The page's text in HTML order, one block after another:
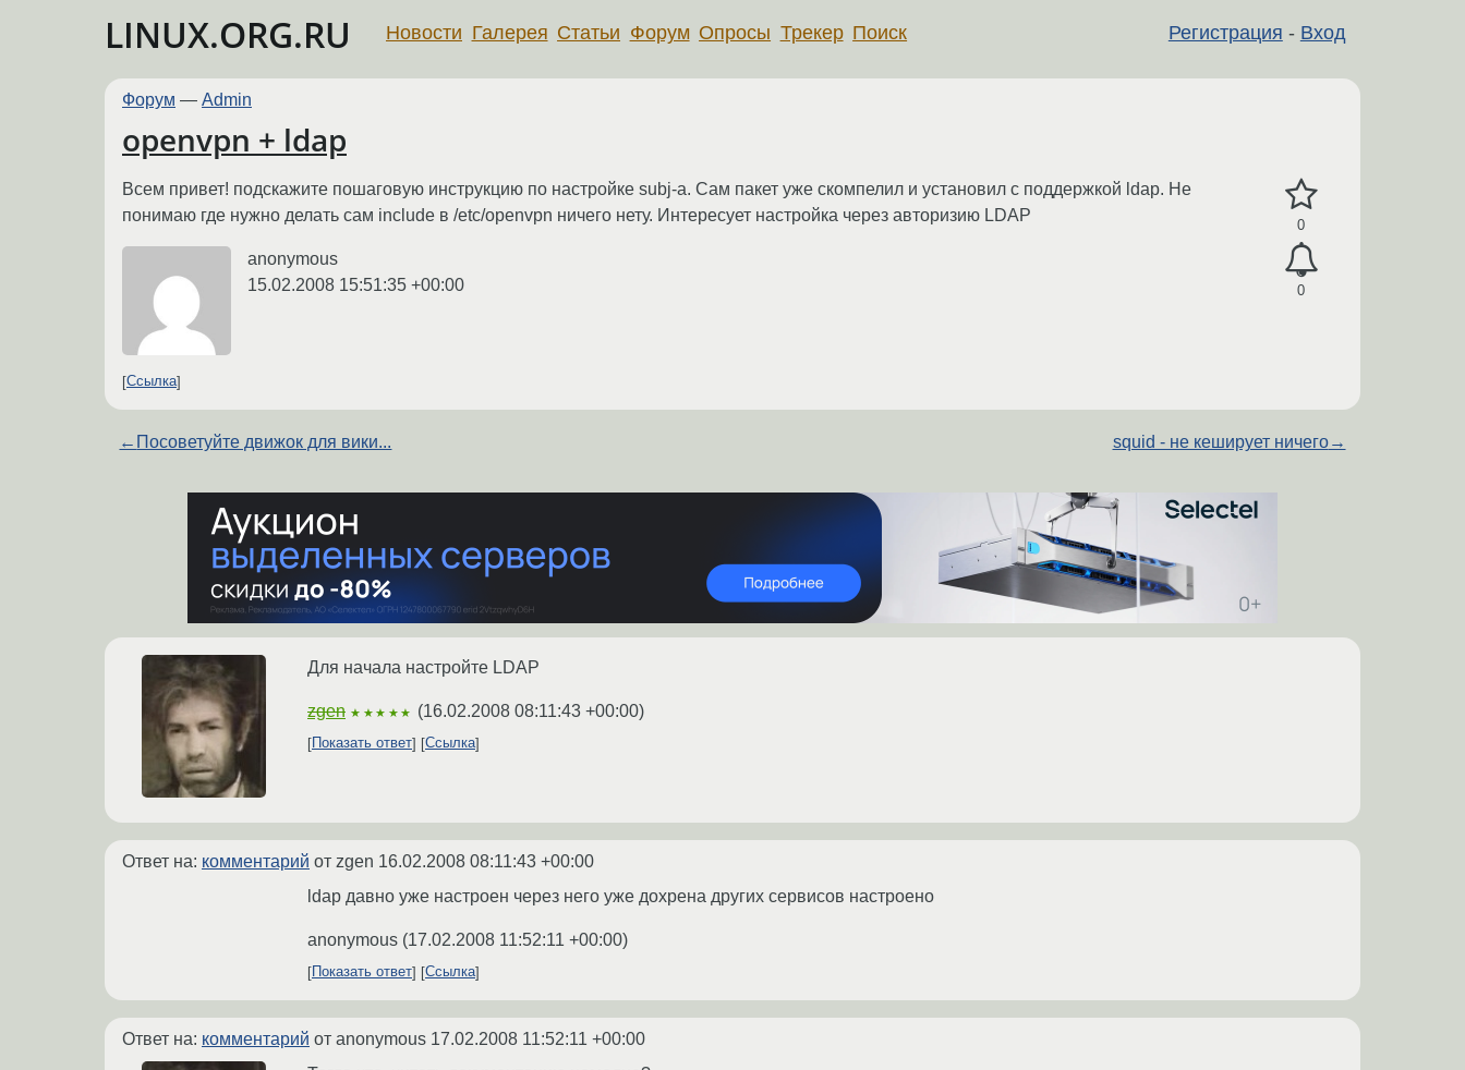
LINUX.ORG.RU Регистрация - Вход
Новости Галерея Статьи Форум Опросы Трекер Поиск
Форум — Admin
openvpn + ldap
0
0
Всем привет! подскажите пошаговую инструкцию по настройке subj-a. Сам пакет уже скомпелил и установил с поддержкой ldap. Не
понимаю где нужно делать сам include в /etc/openvpn ничего нету. Интересует настройка через авторизию LDAP
anonymous
15.02.2008 15:51:35 +00:00
Ссылка
← Посоветуйте движок для вики... squid - не кеширует ничего→
Для начала настройте LDAP
zgen ★★★★★ (16.02.2008 08:11:43 +00:00)
Показать ответ Ссылка
Ответ на: комментарий от zgen 16.02.2008 08:11:43 +00:00
ldap давно уже настроен через него уже дохрена других сервисов настроено
anonymous (17.02.2008 11:52:11 +00:00)
Показать ответ Ссылка
Ответ на: комментарий от anonymous 17.02.2008 11:52:11 +00:00